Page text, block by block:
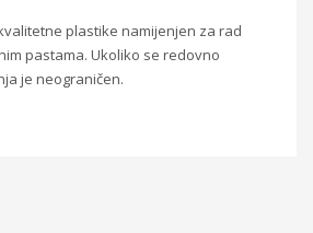
plastike namijenjen za rad
pastama. Ukoliko se redovno
je neograničen.